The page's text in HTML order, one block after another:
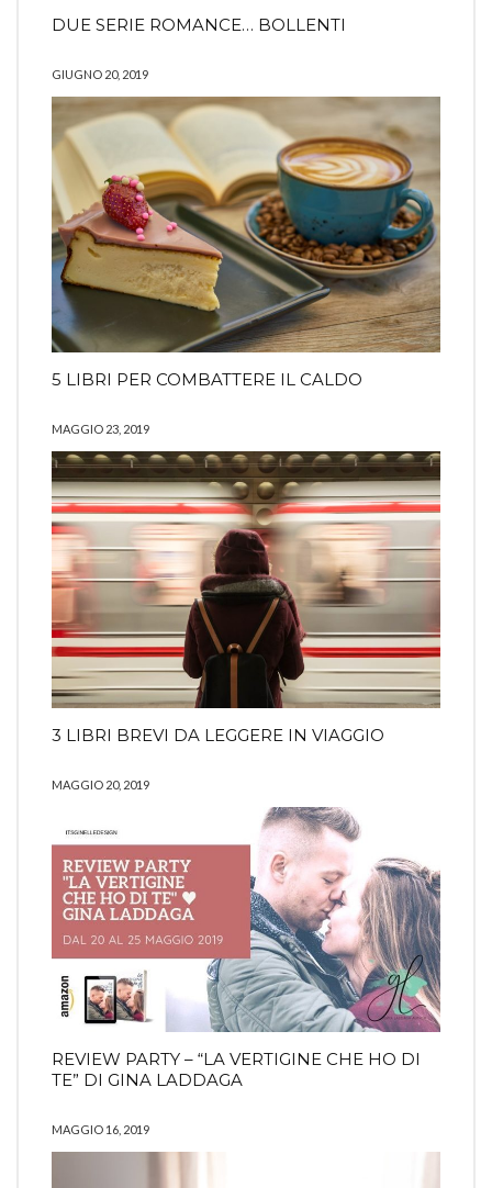
DUE SERIE ROMANCE… BOLLENTI
GIUGNO 20, 2019
5 LIBRI PER COMBATTERE IL CALDO
MAGGIO 23, 2019
3 LIBRI BREVI DA LEGGERE IN VIAGGIO
MAGGIO 20, 2019
REVIEW PARTY – “LA VERTIGINE CHE HO DI
TE” DI GINA LADDAGA
MAGGIO 16, 2019